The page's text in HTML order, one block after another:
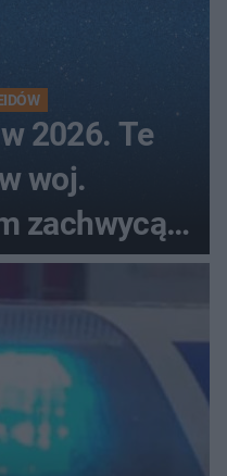
2026. Te
woj.
zachwycą
gwiazd